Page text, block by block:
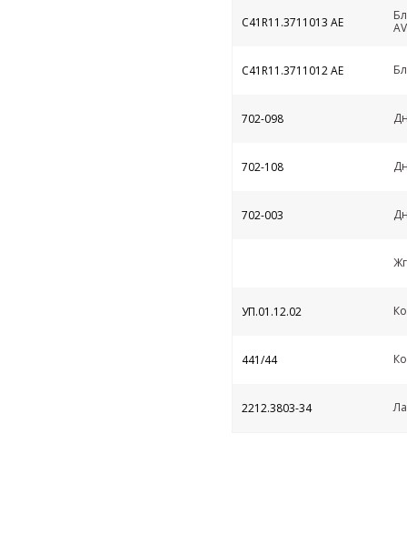
С41R11.3711013 AE
С41R11.3711012 AE
702-098
702-108
702-003
УП.01.12.02
441/44
2212.3803-34